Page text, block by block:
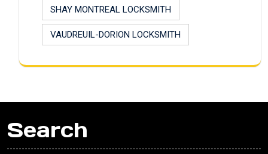
SHAY MONTREAL LOCKSMITH
VAUDREUIL-DORION LOCKSMITH
Search